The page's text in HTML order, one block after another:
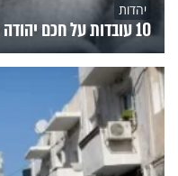
יהדות
10 עובדות על חכם יהודה פתיה, לרגל יום ההילולא